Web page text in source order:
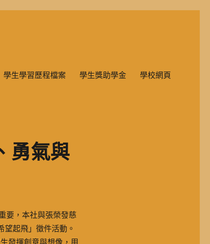
學生學習歷程檔案 學生獎助學金 學校網頁
勇氣與
要，本社與張榮發慈
起飛」徵件活動。
發揮創意與想像，用